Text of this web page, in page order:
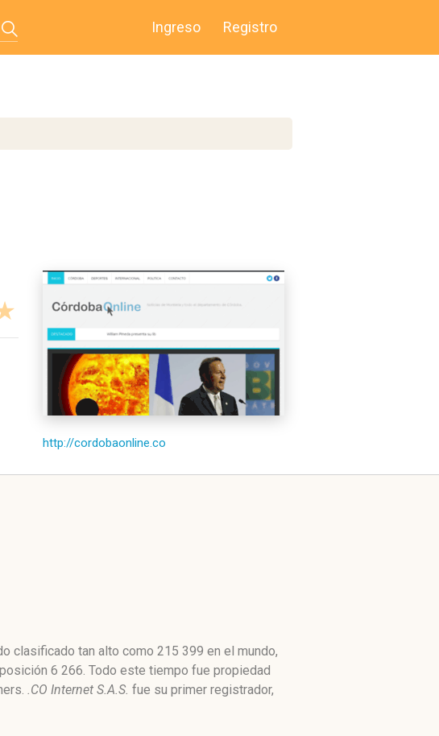
Ingreso Registro
http://cordobaonline.co
clasificado tan alto como 215 399 en el mundo,
6 266. Todo este tiempo fue propiedad
.CO Internet S.A.S. fue su primer registrador,